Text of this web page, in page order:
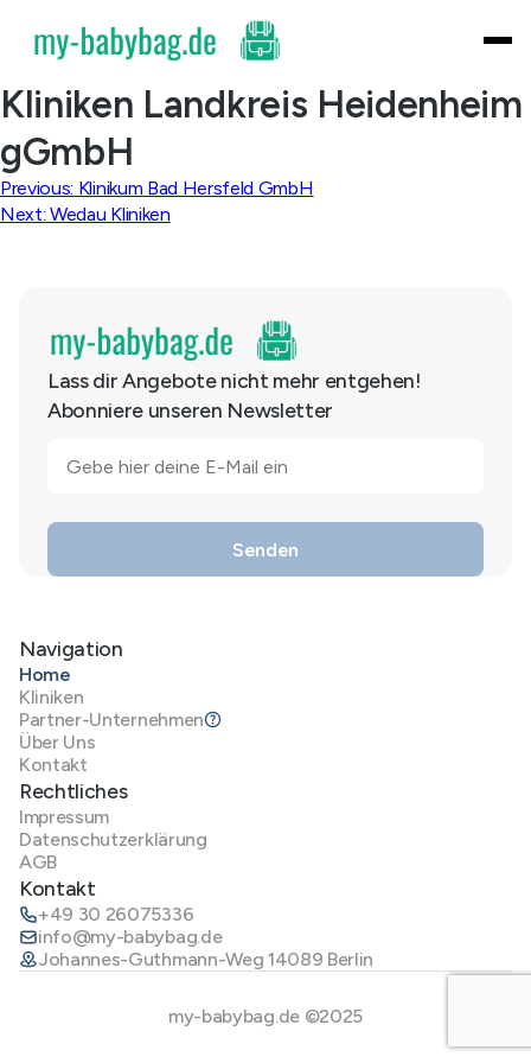
content
Kliniken Landkreis Heidenheim
gGmbH
Beitragsnavigation
Previous: Klinikum Bad Hersfeld GmbH
Next: Wedau Kliniken
Lass dir Angebote nicht mehr entgehen!
Abonniere unseren Newsletter
Navigation
Home
Kliniken
Partner-Unternehmen
Über Uns
Kontakt
Rechtliches
Impressum
Datenschutzerklärung
AGB
Kontakt
+49 30 26075336
info@my-babybag.de
Johannes-Guthmann-Weg 14089 Berlin
my-babybag.de ©2025